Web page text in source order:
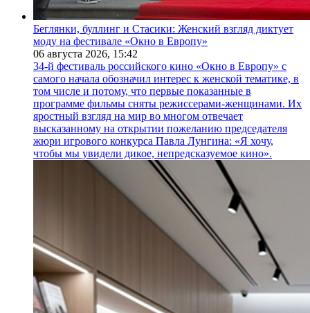
Беглянки, буллинг и Стасики: Женский взгляд диктует
моду на фестивале «Окно в Европу»
06 августа 2026, 15:42
34-й фестиваль российского кино «Окно в Европу» с
самого начала обозначил интерес к женской тематике, в
том числе и потому, что первые показанные в
программе фильмы сняты режиссерами-женщинами. Их
яростный взгляд на мир во многом отвечает
высказанному на открытии пожеланию председателя
жюри игрового конкурса Павла Лунгина: «Я хочу,
чтобы мы увидели дикое, непредсказуемое кино».